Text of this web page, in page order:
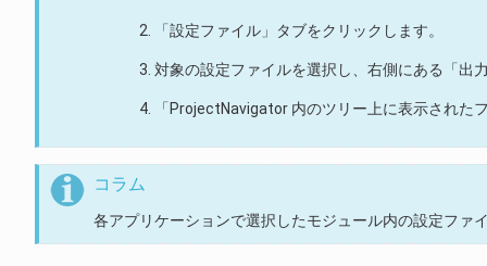
「設定ファイル」タブをクリックします。
対象の設定ファイルを選択し、右側にある「出
「ProjectNavigator 内のツリー上に表示された
コラム
各アプリケーションで選択したモジュール内の設定ファ